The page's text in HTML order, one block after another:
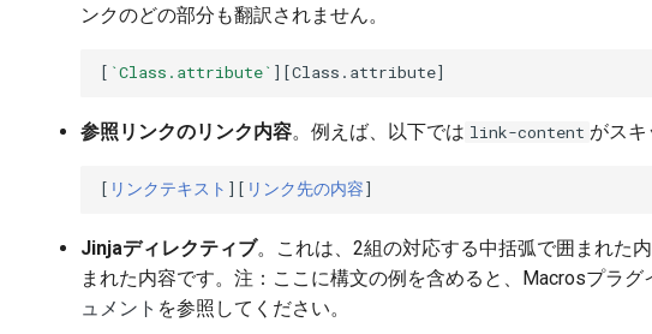
ンクのどの部分も翻訳されません。
[ `Class.attribute`
参照リンクのリンク内容。例えば、以下では link-content がスキ
[ リンクテキスト ][ リンク先の内容
Jinjaディレクティブ。これは、2組の対応する中括弧で囲まれた
まれた内容です。注：ここに構文の例を含めると、Macrosプラ
ュメント を参照してください。